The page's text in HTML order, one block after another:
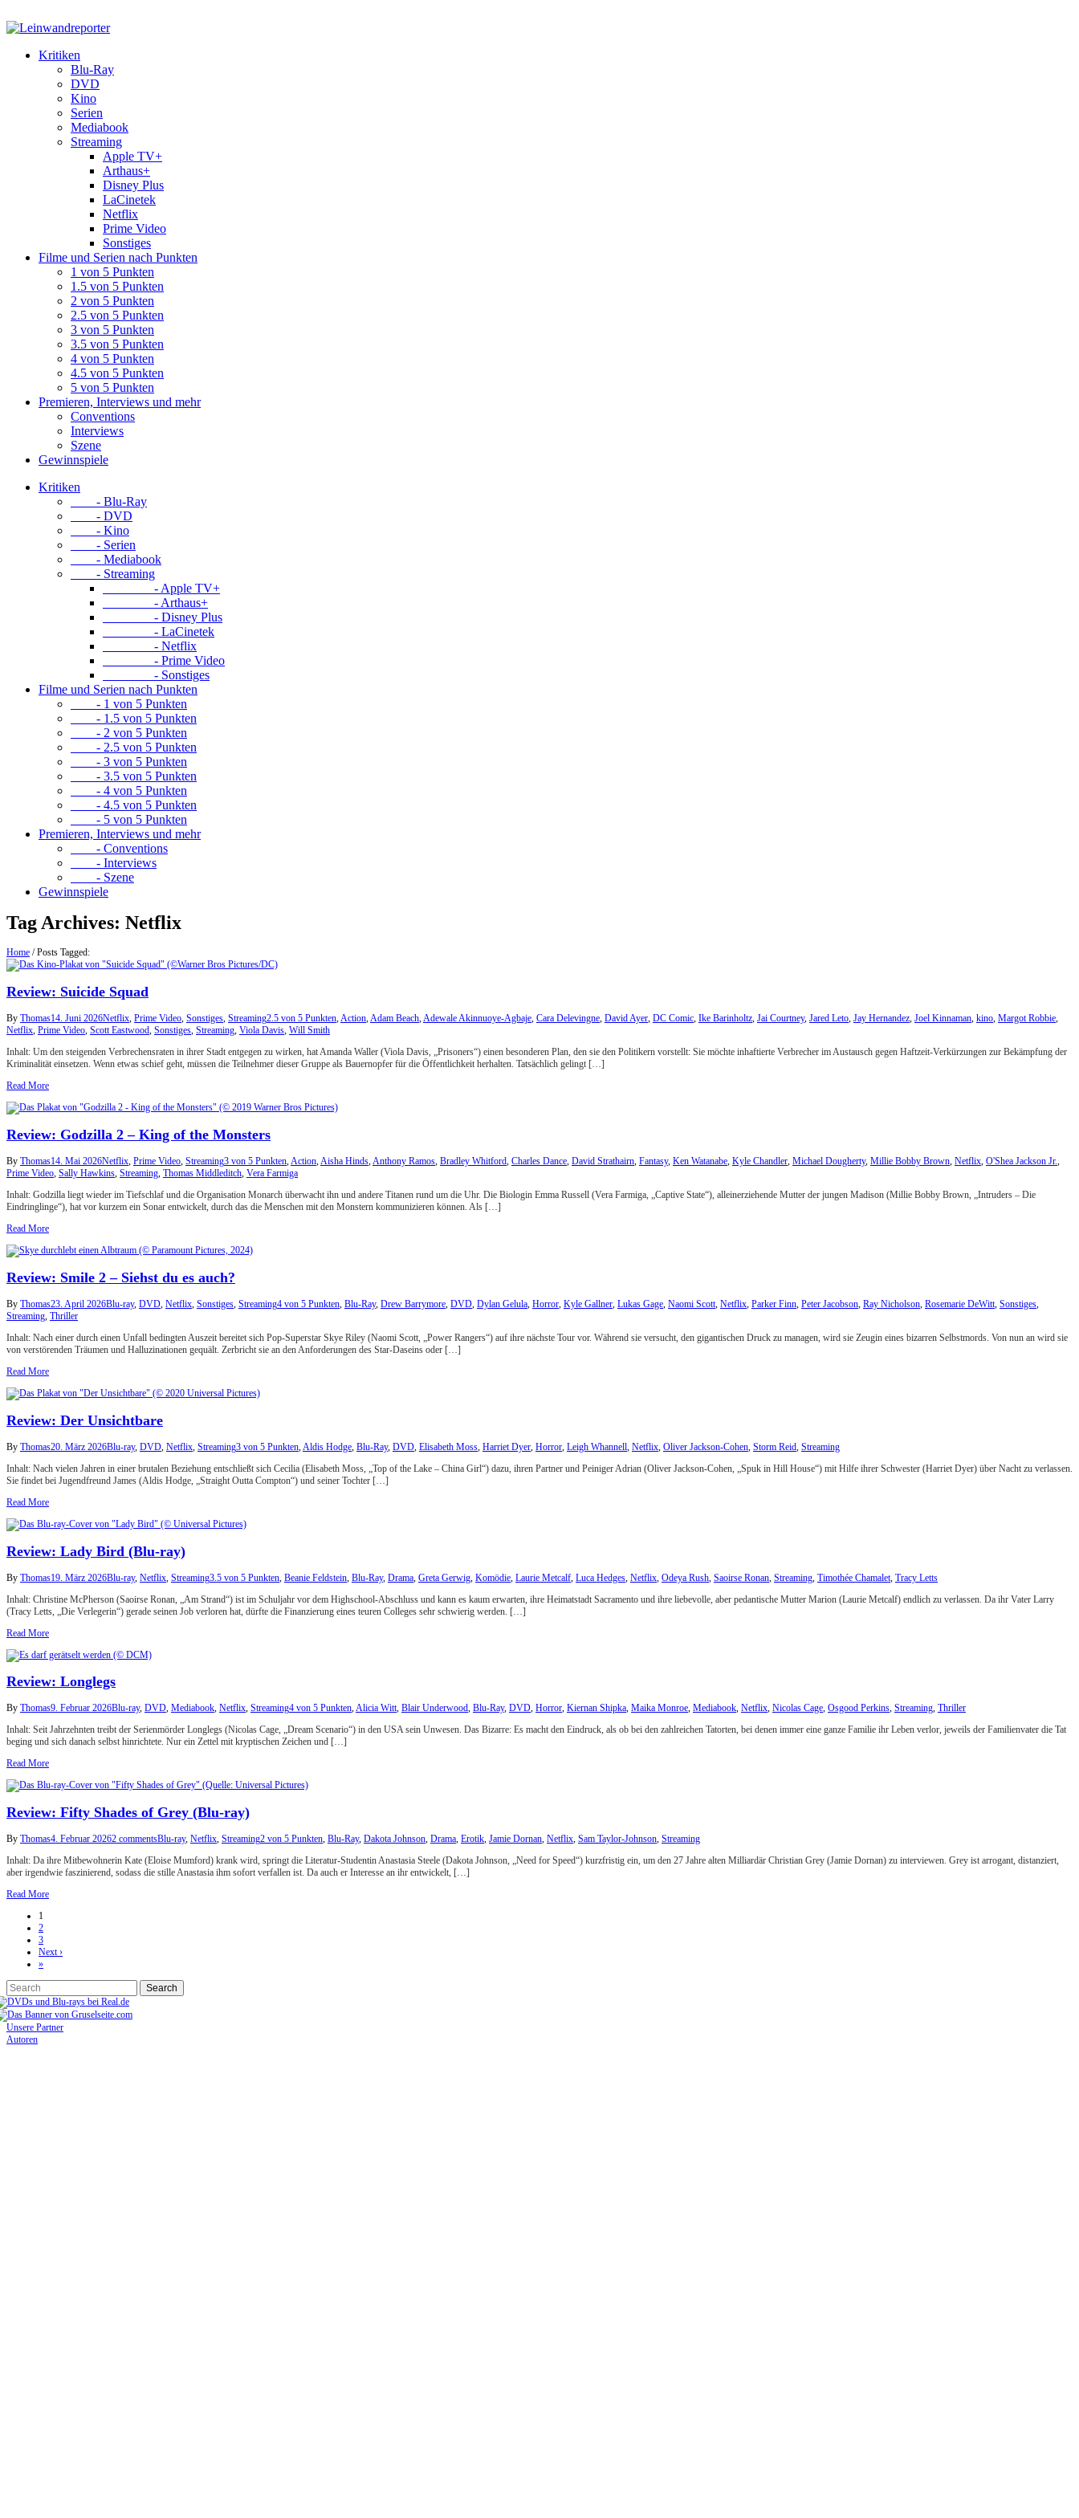
Kritiken
Blu-Ray
DVD
Kino
Serien
Mediabook
Streaming
Apple TV+
Arthaus+
Disney Plus
LaCinetek
Netflix
Prime Video
Sonstiges
Filme und Serien nach Punkten
1 von 5 Punkten
1.5 von 5 Punkten
2 von 5 Punkten
2.5 von 5 Punkten
3 von 5 Punkten
3.5 von 5 Punkten
4 von 5 Punkten
4.5 von 5 Punkten
5 von 5 Punkten
Premieren, Interviews und mehr
Conventions
Interviews
Szene
Gewinnspiele
Kritiken
- Blu-Ray
- DVD
- Kino
- Serien
- Mediabook
- Streaming
- Apple TV+
- Arthaus+
- Disney Plus
- LaCinetek
- Netflix
- Prime Video
- Sonstiges
Filme und Serien nach Punkten
- 1 von 5 Punkten
- 1.5 von 5 Punkten
- 2 von 5 Punkten
- 2.5 von 5 Punkten
- 3 von 5 Punkten
- 3.5 von 5 Punkten
- 4 von 5 Punkten
- 4.5 von 5 Punkten
- 5 von 5 Punkten
Premieren, Interviews und mehr
- Conventions
- Interviews
- Szene
Gewinnspiele
Tag Archives: Netflix
Home /Posts Tagged:
Review: Suicide Squad
By Thomas14. Juni 2026Netflix, Prime Video, Sonstiges, Streaming2.5 von 5 Punkten,Action,Adam Beach,Adewale Akinnuoye-Agbaje, Cara Delevingne, David Ayer, DC Comic, Ike Barinholtz, Jai Courtney, Jared Leto, Jay Hernandez, Joel Kinnaman, kino, Margot Robbie,
Netflix, Prime Video, Scott Eastwood, Sonstiges, Streaming, Viola Davis, Will Smith
Inhalt: Um den steigenden Verbrechensraten in ihrer Stadt entgegen zu wirken, hat Amanda Waller (Viola Davis, „Prisoners“) einen besonderen Plan, den sie den Politikern vorstellt: Sie möchte inhaftierte Verbrecher im Austausch gegen Haftzeit-Verkürzungen zur Bekämpfung der
Kriminalität einsetzen. Wenn etwas schief geht, müssen die Teilnehmer dieser Gruppe als Bauernopfer für die Öffentlichkeit herhalten. Tatsächlich gelingt […]
Read More
Review: Godzilla 2 – King of the Monsters
By Thomas14. Mai 2026Netflix, Prime Video, Streaming3 von 5 Punkten,Action,Aisha Hinds,Anthony Ramos, Bradley Whitford, Charles Dance, David Strathairn, Fantasy, Ken Watanabe, Kyle Chandler, Michael Dougherty, Millie Bobby Brown, Netflix, O'Shea Jackson Jr.,
Prime Video, Sally Hawkins, Streaming, Thomas Middleditch, Vera Farmiga
Inhalt: Godzilla liegt wieder im Tiefschlaf und die Organisation Monarch überwacht ihn und andere Titanen rund um die Uhr. Die Biologin Emma Russell (Vera Farmiga, „Captive State“), alleinerziehende Mutter der jungen Madison (Millie Bobby Brown, „Intruders – Die
Eindringlinge“), hat vor kurzem ein Sonar entwickelt, durch das die Menschen mit den Monstern kommunizieren können. Als […]
Read More
Review: Smile 2 – Siehst du es auch?
By Thomas23. April 2026Blu-ray, DVD Netflix Sonstiges Streaming4 von 5 Punkten Blu-Ray, Drew Barrymore DVD Dylan Gelula Horror Kyle Gallner Lukas Gage Naomi Scott Netflix Parker Finn Peter Jacobson Ray Nicholson Rosemarie DeWitt Sonstiges
Streaming Thriller
Inhalt: Nach einer durch einen Unfall bedingten Auszeit bereitet sich Pop-Superstar Skye Riley (Naomi Scott, „Power Rangers“) auf ihre nächste Tour vor. Während sie versucht, den gigantischen Druck zu managen, wird sie Zeugin eines bizarren Selbstmords. Von nun an wird sie
von verstörenden Träumen und Halluzinationen gequält. Zerbricht sie an den Anforderungen des Star-Daseins oder […]
Read More
Review: Der Unsichtbare
By Thomas20. März 2026Blu-ray, DVD Netflix Streaming3 von 5 Punkten Aldis Hodge Blu-Ray, DVD Elisabeth Moss Harriet Dyer Horror Leigh Whannell Netflix Oliver Jackson-Cohen Storm Reid Streaming
Inhalt: Nach vielen Jahren in einer brutalen Beziehung entschließt sich Cecilia (Elisabeth Moss, „Top of the Lake – China Girl“) dazu, ihren Partner und Peiniger Adrian (Oliver Jackson-Cohen, „Spuk in Hill House“) mit Hilfe ihrer Schwester (Harriet Dyer) über Nacht zu verlassen.
Sie findet bei Jugendfreund James (Aldis Hodge, „Straight Outta Compton“) und seiner Tochter […]
Read More
Review: Lady Bird (Blu-ray)
By Thomas19. März 2026Blu-ray, Netflix Streaming3.5 von 5 Punkten Beanie Feldstein Blu-Ray, Drama Greta Gerwig Komödie Laurie Metcalf Luca Hedges Netflix Odeya Rush Saoirse Ronan Streaming Timothée Chamalet Tracy Letts
Inhalt: Christine McPherson (Saoirse Ronan, „Am Strand“) ist im Schuljahr vor dem Highschool-Abschluss und kann es kaum erwarten, ihre Heimatstadt Sacramento und ihre liebevolle, aber pedantische Mutter Marion (Laurie Metcalf) endlich zu verlassen. Da ihr Vater Larry
(Tracy Letts, „Die Verlegerin“) gerade seinen Job verloren hat, dürfte die Finanzierung eines teuren Colleges sehr schwierig werden. […]
Read More
Review: Longlegs
By Thomas9. Februar 2026Blu-ray, DVD, Mediabook, Netflix, Streaming4 von 5 Punkten,Alicia Witt, Blair Underwood, Blu-Ray, DVD, Horror, Kiernan Shipka, Maika Monroe, Mediabook, Netflix, Nicolas Cage, Osgood Perkins, Streaming, Thriller
Inhalt: Seit Jahrzehnten treibt der Serienmörder Longlegs (Nicolas Cage, „Dream Scenario“) in den USA sein Unwesen. Das Bizarre: Es macht den Eindruck, als ob bei den zahlreichen Tatorten, bei denen immer eine ganze Familie ihr Leben verlor, jeweils der Familienvater die Tat
beging und sich danach selbst hinrichtete. Nur ein Zettel mit kryptischen Zeichen und […]
Read More
Review: Fifty Shades of Grey (Blu-ray)
By Thomas4. Februar 20262 commentsBlu-ray, Netflix, Streaming2 von 5 Punkten, Blu-Ray, Dakota Johnson, Drama, Erotik, Jamie Dornan, Netflix, Sam Taylor-Johnson, Streaming
Inhalt: Da ihre Mitbewohnerin Kate (Eloise Mumford) krank wird, springt die Literatur-Studentin Anastasia Steele (Dakota Johnson, „Need for Speed“) kurzfristig ein, um den 27 Jahre alten Milliardär Christian Grey (Jamie Dornan) zu interviewen. Grey ist arrogant, distanziert,
aber irgendwie faszinierend, sodass die stille Anastasia ihm sofort verfallen ist. Da auch er Interesse an ihr entwickelt, […]
Read More
1
2
3
Next ›
»
Unsere Partner
Autoren